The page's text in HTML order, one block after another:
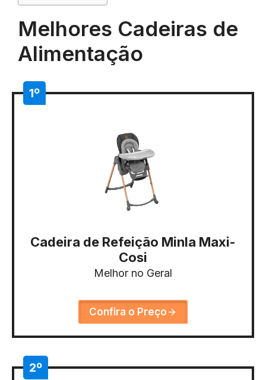
Melhores Cadeiras de
Alimentação
1º
Cadeira de Refeição Minla Maxi-
Cosi
Melhor no Geral
Confira o Preço
2º